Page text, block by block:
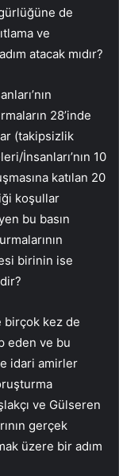
de
ve
atacak mıdır?
28’inde
(takipsizlik
İnsanları’nın 10
katılan 20
koşullar
bu basın
birinin ise
birçok kez de
eden ve bu
idari amirler
ve Gülseren
gerçek
üzere bir adım